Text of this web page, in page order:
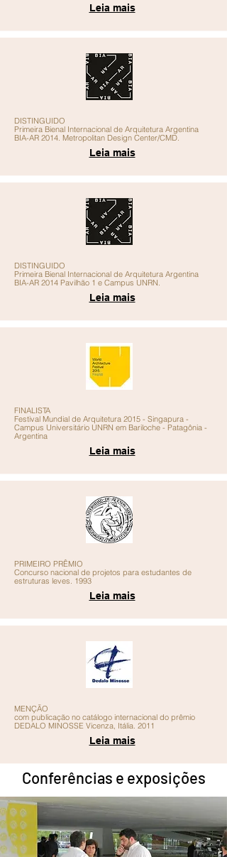
Leia mais
Leia mais
DISTINGUIDO
Primeira Bienal Internacional de Arquitetura Argentina
BIA-AR 2014. Metropolitan Design Center/CMD.
Leia mais
DISTINGUIDO
Primeira Bienal Internacional de Arquitetura Argentina
BIA-AR 2014 Pavilhão 1 e Campus UNRN.
Leia mais
FINALISTA
Festival Mundial de Arquitetura 2015 - Singapura -
Campus Universitário UNRN em Bariloche - Patagônia -
Argentina
Leia mais
PRIMEIRO PRÊMIO
Concurso nacional de projetos para estudantes de
estruturas leves. 1993
Leia mais
MENÇÃO
com publicação no catálogo internacional do prêmio
DEDALO MINOSSE Vicenza, Itália. 2011
Conferências e exposições